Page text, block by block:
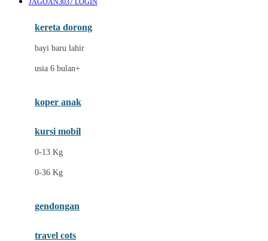
E
ELC
Ergobaby
Ezyroller
F
Felt So Sweet
Fisher Price
kereta dorong
bayi baru lahir
usia 6 bulan+
koper anak
kursi mobil
0-13 Kg
0-36 Kg
gendongan
travel cots